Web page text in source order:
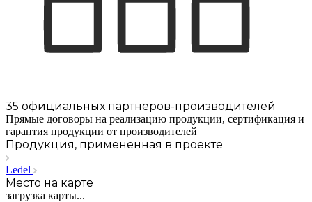
35 официальных партнеров-производителей
Прямые договоры на реализацию продукции, сертификация и
гарантия продукции от производителей
Продукция, примененная в проекте
Ledel
Место на карте
загрузка карты...